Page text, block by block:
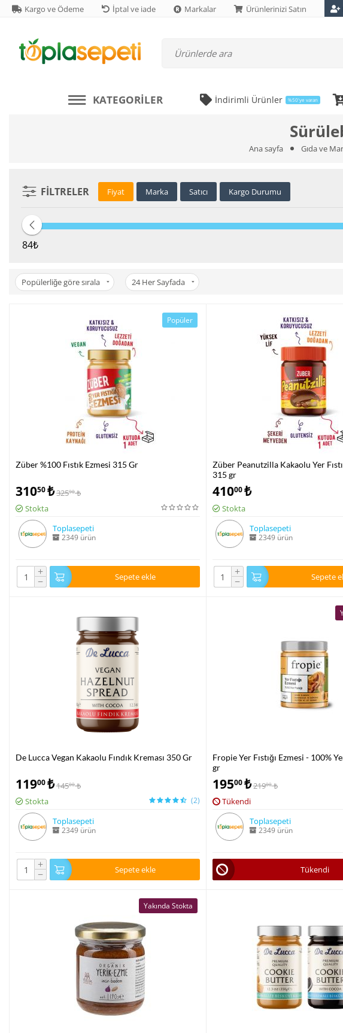
Kargo ve Ödeme İptal ve iade Markalar Ürünlerinizi Satın
KATEGORILER İndirimli Ürünler %50'ye varan
Ana sayfa Gıda ve
FILTRELER Fiyat Marka Satıcı Kargo Durumu
84₺
Popülerliğe göre sırala 24Her Sayfada
Popüler
Züber %100 Fıstık Ezmesi 315 Gr
31050₺32590 ₺
Stokta
Toplasepeti
2349 ürün
+
− Sepete ekle
Züber Peanutzilla Kakaolu Yer
315 gr
41000 ₺
Stokta
Toplasepeti
2349 ürün
+
− Sepete
De Lucca Vegan Kakaolu Fındık Kreması 350 Gr
11900₺14500 ₺
Stokta
(2)
Toplasepeti
2349 ürün
+
− Sepete ekle
Fropie Yer Fıstığı Ezmesi - 100%
gr
19500 ₺21900 ₺
Tükendi
Toplasepeti
2349 ürün
Tükendi
Yakında Stokta